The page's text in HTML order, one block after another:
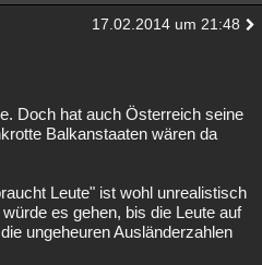
17.02.2014 um 21:48
Doch hat auch Österreich seine
Balkanstaaten wären da
Leute" ist wohl unrealistisch
es gehen, bis die Leute auf
ungeheuren Ausländerzahlen